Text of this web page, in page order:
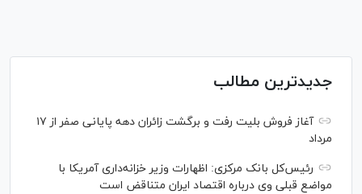
جدیدترین مطالب
آغاز فروش بلیت رفت و برگشت زائران دهه پایانی صفر از ۱۷
مرداد
رئیس‌کل بانک مرکزی: اظهارات وزیر خزانه‌داری آمریکا با
مواضع قبلی وی درباره اقتصاد ایران متناقض است